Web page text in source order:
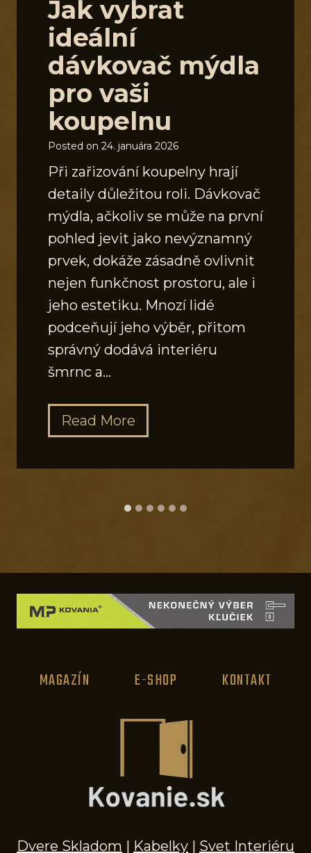
Jak vybrat
ideální
dávkovač mýdla
pro vaši
koupelnu
Posted on 24. januára 2026
Při zařizování koupelny hrají
detaily důležitou roli. Dávkovač
mýdla, ačkoliv se může na první
pohled jevit jako nevýznamný
prvek, dokáže zásadně ovlivnit
nejen funkčnost prostoru, ale i
jeho estetiku. Mnozí lidé
podceňují jeho výběr, přitom
správný dodává interiéru
šmrnc a…
Read More
a
k
y
a
t
i
á
á
k
MAGAZÍN E-SHOP KONTAKT
Dvere Skladom | Kabelky | Svet Interiéru